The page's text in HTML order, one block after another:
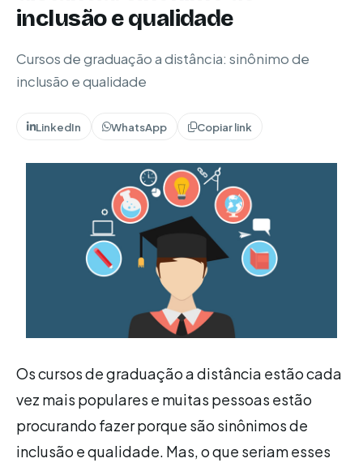
inclusão e qualidade
Cursos de graduação a distância: sinônimo de
inclusão e qualidade
LinkedIn WhatsApp Copiar link
Os cursos de graduação a distância estão cada
vez mais populares e muitas pessoas estão
procurando fazer porque são sinônimos de
inclusão e qualidade. Mas, o que seriam esses